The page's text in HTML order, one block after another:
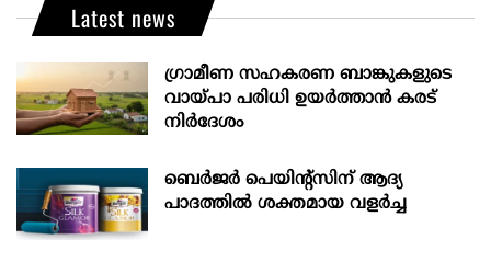
Latest news
ഗ്രാമീണ സഹകരണ ബാങ്കുകളുടെ
വായ്പാ പരിധി ഉയർത്താൻ കരട്
നിർദേശം
ബെർജർ പെയിന്റ്സിന് ആദ്യ
പാദത്തിൽ ശക്തമായ വളർച്ച